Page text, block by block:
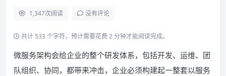
1,347次阅读 没有评论
共计 533 个字符，预计需要花费 2 分钟才能阅读完成。
微服务架构会给企业的整个研发体系，包括开发、运维、团
队组织、协同，都带来冲击，企业必须构建起一整套以服务